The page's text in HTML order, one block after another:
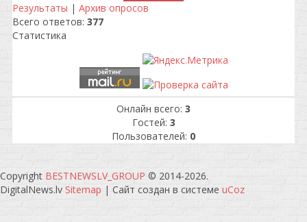
Результаты | Архив опросов
Всего ответов: 377
Статистика
Онлайн всего: 3
Гостей: 3
Пользователей: 0
Copyright BESTNEWSLV_GROUP © 2014-2026.
DigitalNews.lv Sitemap | Сайт создан в системе uCoz